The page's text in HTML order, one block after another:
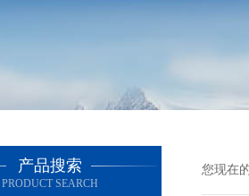
产品搜索
PRODUCT SEARCH
您现在